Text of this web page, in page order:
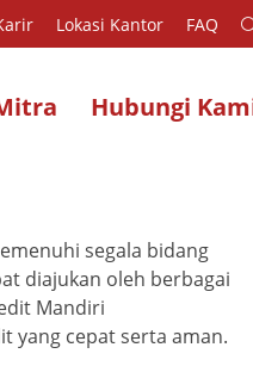
Lokasi Kantor FAQ
Hubungi
segala bidang
diajukan oleh berbagai
Mandiri
yang cepat serta aman.